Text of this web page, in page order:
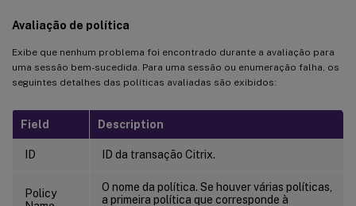
Avaliação de política
Exibe que nenhum problema foi encontrado durante a avaliação para
uma sessão bem-sucedida. Para uma sessão ou enumeração falha, os
seguintes detalhes das políticas avaliadas são exibidos:
Field Description
ID ID da transação Citrix.
Policy
O nome da política. Se houver várias políticas,
a primeira política que corresponde à